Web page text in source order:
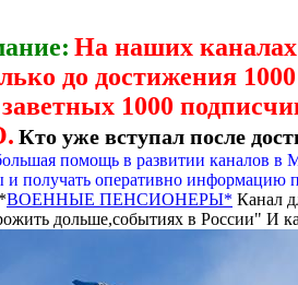
На наших
до достижения
1000
Кто уже вступал после
помощь в развитии каналов
и получать оперативно
ВОЕННЫЕ ПЕНСИОНЕРЫ* Канал
дольше,событиях в России" И